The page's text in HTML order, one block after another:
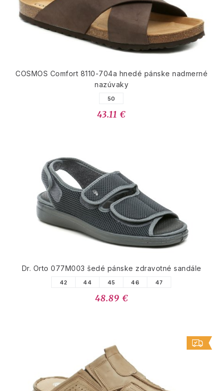
COSMOS Comfort 8110-704a hnedé pánske nadmerné
nazúvaky
50
43.11 €
Dr. Orto 077M003 šedé pánske zdravotné sandále
42 44 45 46 47
48.89 €